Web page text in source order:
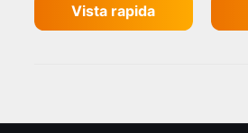
Vista rapida